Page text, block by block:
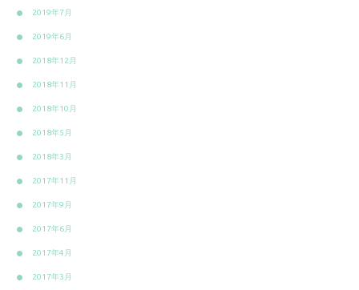
2019年7月
2019年6月
2018年12月
2018年11月
2018年10月
2018年5月
2018年3月
2017年11月
2017年9月
2017年6月
2017年4月
2017年3月